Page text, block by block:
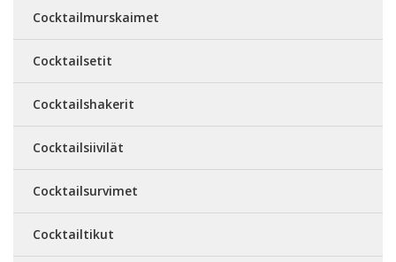
Cocktailmurskaimet
Cocktailsetit
Cocktailshakerit
Cocktailsiivilät
Cocktailsurvimet
Cocktailtikut